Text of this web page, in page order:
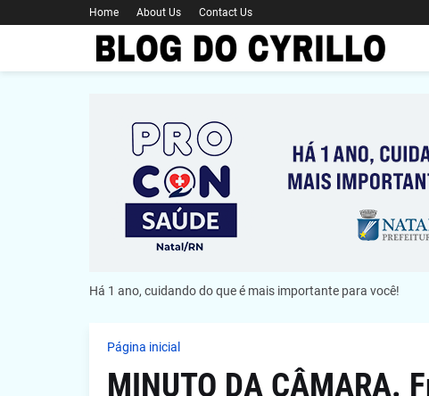
Home About Us Contact Us
Há 1 ano, cuidando do que é mais importante para você!
Página inicial
MINUTO DA CÂMARA.